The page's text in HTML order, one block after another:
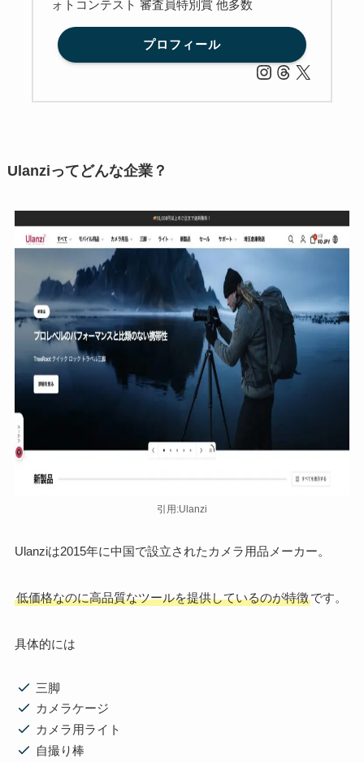
ォトコンテスト 審査員特別賞 他多数
プロフィール
Ulanziってどんな企業？
引用:Ulanzi
Ulanziは2015年に中国で設立されたカメラ用品メーカー。
低価格なのに高品質なツールを提供しているのが特徴です。
具体的には
三脚
カメラケージ
カメラ用ライト
自撮り棒